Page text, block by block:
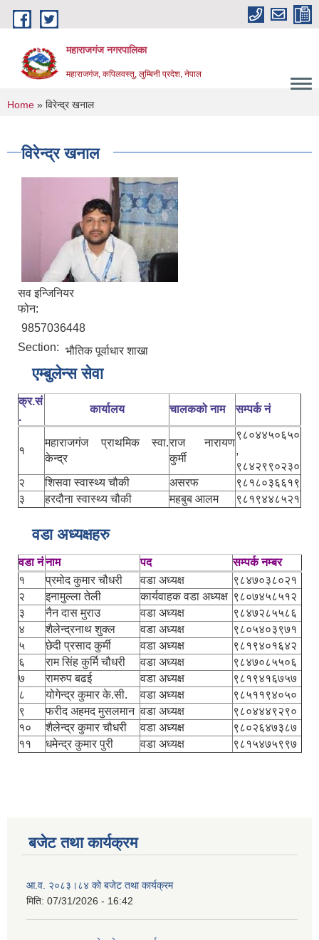
Skip to main content
महाराजगंज नगरपालिका
महाराजगंज, कपिलवस्तु, लुम्बिनी प्रदेश, नेपाल
You are here
Home » विरेन्द्र खनाल
विरेन्द्र खनाल
सव इन्जिनियर
फोन:
9857036448
Section: भौतिक पूर्वाधार शाखा
एम्बुलेन्स सेवा
क्र.सं
.
कार्यालय चालकको नाम सम्पर्क नं
१
महाराजगंज प्राथमिक स्वा.
केन्द्र
राज नारायण
कुर्मी
९८०४४५०६५०
,
९८४२९९०२३०
२
शिसवा स्वास्थ्य चौकी असरफ
९८१८०३६६१९
३
हरदौना स्वास्थ्य चौकी महबुब आलम ९८१९४४८५२१
वडा अध्यक्षहरु
वडा नंनाम पद
सम्पर्क नम्बर
१
प्रमोद कुमार चौधरी वडा अध्यक्ष
९८४७०३८०२१
२
इनामुल्ला तेली कार्यवाहक वडा अध्यक्ष ९८०७४५८५१२
३
नैन दास मुराउ वडा अध्यक्ष
९८४७२८५५८६
४
शैलेन्द्रनाथ शुक्ल वडा अध्यक्ष
९८०५४०३९७१
५
छेदी प्रसाद कुर्मी वडा अध्यक्ष
९८१९४०१६४२
६
राम सिंह कुर्मि चौधरी वडा अध्यक्ष
९८४७०८५५०६
७
रामरुप बढई वडा अध्यक्ष
९८१९४१६७५७
८
योगेन्द्र कुमार के.सी. वडा अध्यक्ष
९८५११९४०५०
९
फरीद अहमद मुसलमान वडा अध्यक्ष
९८०४४४९२९०
१०
शैलेन्द्र कुमार चौधरी वडा अध्यक्ष
९८०२६४७३८७
११
धमेन्द्र कुमार पुरी वडा अध्यक्ष ९८१५४७५९९७
बजेट तथा कार्यक्रम
आ.व. २०८३।८४ को बजेट तथा कार्यक्रम
मिति: 07/31/2026 - 16:42